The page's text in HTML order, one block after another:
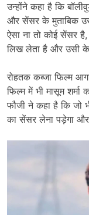
उन्होंने कहा है कि
और सेंसर के मुताबिक
ऐसा ना तो कोई सेंसर
लिख लेता है और उसी के
रोहतक कब्जा फिल्म
फिल्म में भी मासूम शर्मा
फौजी ने कहा है कि जो
का सेंसर लेना पड़ेगा